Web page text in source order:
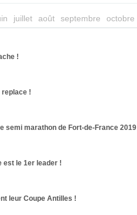
juillet août septembre octobre
!
replace !
semi marathon de Fort-de-France 2019
est le 1er leader !
leur Coupe Antilles !